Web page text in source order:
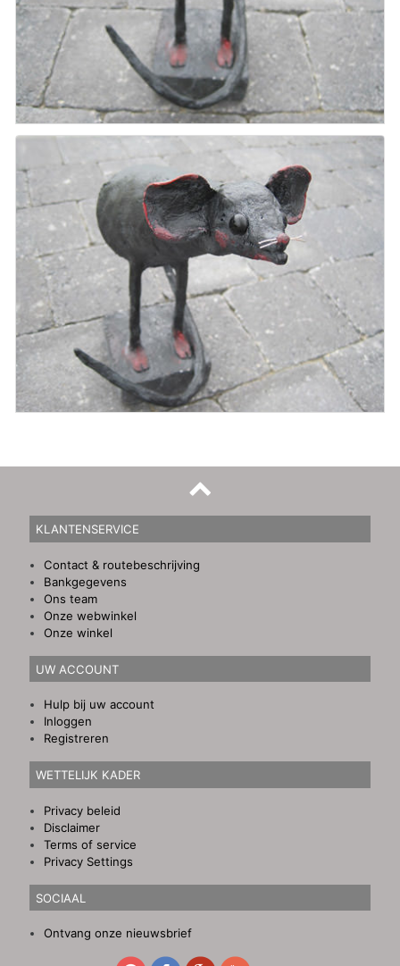
KLANTENSERVICE
Contact & routebeschrijving
Bankgegevens
Ons team
Onze webwinkel
Onze winkel
UW ACCOUNT
Hulp bij uw account
Inloggen
Registreren
WETTELIJK KADER
Privacy beleid
Disclaimer
Terms of service
Privacy Settings
SOCIAAL
Ontvang onze nieuwsbrief